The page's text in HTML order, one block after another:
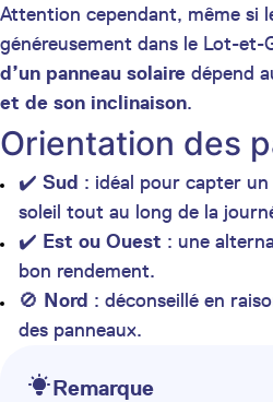
Attention cependant, même si
généreusement dans le Lot-et-
d’un panneau solaire dépend
et de son inclinaison.
Orientation des
✔️ Sud : idéal pour capter
soleil tout au long de la
✔️ Est ou Ouest : une
bon rendement.
🚫 Nord : déconseillé en
des panneaux.
Remarque